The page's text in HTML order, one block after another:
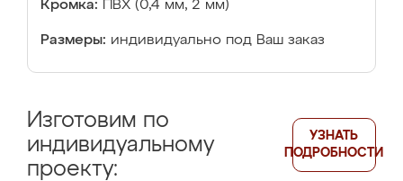
Кромка: ПВХ (0,4 мм, 2 мм)
Размеры: индивидуально под Ваш заказ
Изготовим по
индивидуальному
проекту:
УЗНАТЬ
ПОДРОБНОСТИ